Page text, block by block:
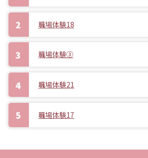
職場体験18
職場体験③
職場体験21
職場体験17